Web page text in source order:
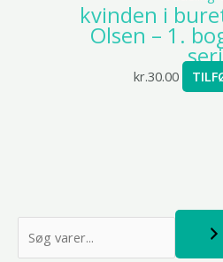
S
kvinden i
Olsen – 1.
kr.30.00